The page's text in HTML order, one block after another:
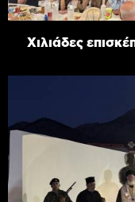
Χιλιάδες